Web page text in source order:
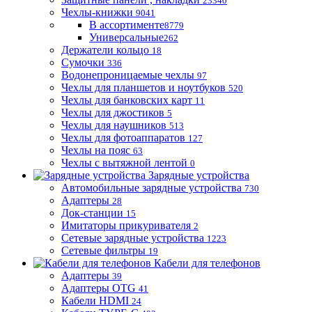
Чехлы-книжки 9041
В ассортименте8779
Универсальные262
Держатели кольцо 18
Сумочки 336
Водонепроницаемые чехлы 97
Чехлы для планшетов и ноутбуков 520
Чехлы для банковских карт 11
Чехлы для джостиков 5
Чехлы для наушников 513
Чехлы для фотоаппаратов 127
Чехлы на пояс 63
Чехлы с вытяжной лентой 0
Зарядные устройства
Автомобильные зарядные устройства 730
Адаптеры 28
Док-станции 15
Имитаторы прикуривателя 2
Сетевые зарядные устройства 1223
Сетевые фильтры 19
Кабели для телефонов
Адаптеры 39
Адаптеры OTG 41
Кабели HDMI 24